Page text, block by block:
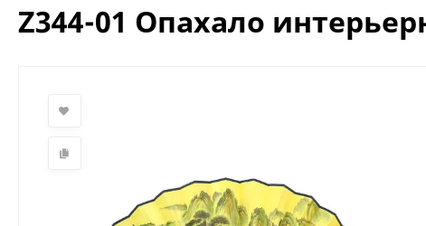
Z344-01 Опахало